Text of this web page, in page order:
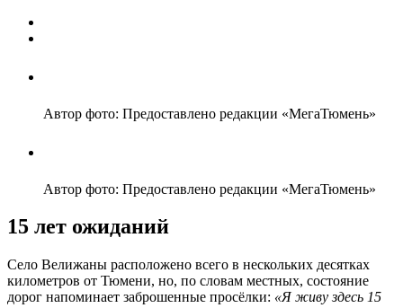
Автор фото: Предоставлено редакции «МегаТюмень»
Автор фото: Предоставлено редакции «МегаТюмень»
15 лет ожиданий
Село Велижаны расположено всего в нескольких десятках
километров от Тюмени, но, по словам местных, состояние
дорог напоминает заброшенные просёлки: «Я живу здесь 15